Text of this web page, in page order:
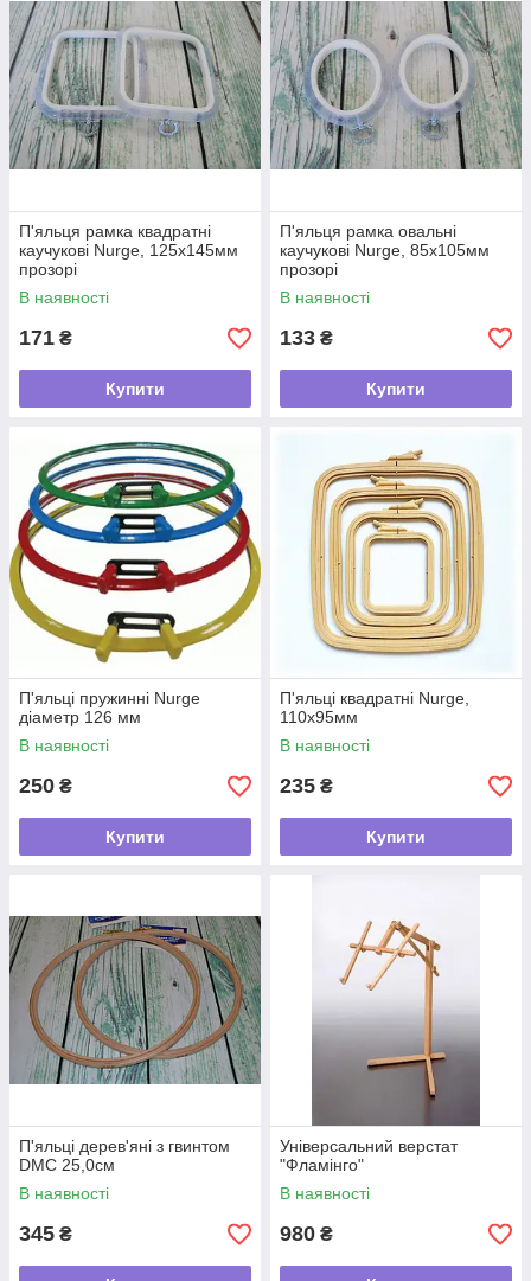
П'яльця рамка квадратні
каучукові Nurge, 125х145мм
прозорі
В наявності
171 ₴
Купити
П'яльця рамка овальні
каучукові Nurge, 85х105мм
прозорі
В наявності
133 ₴
Купити
П'яльці пружинні Nurge
діаметр 126 мм
В наявності
250 ₴
Купити
П'яльці квадратні Nurge,
110х95мм
В наявності
235 ₴
Купити
П'яльці дерев'яні з гвинтом
DMC 25,0см
В наявності
345 ₴
Універсальний верстат
"Фламінго"
В наявності
980 ₴